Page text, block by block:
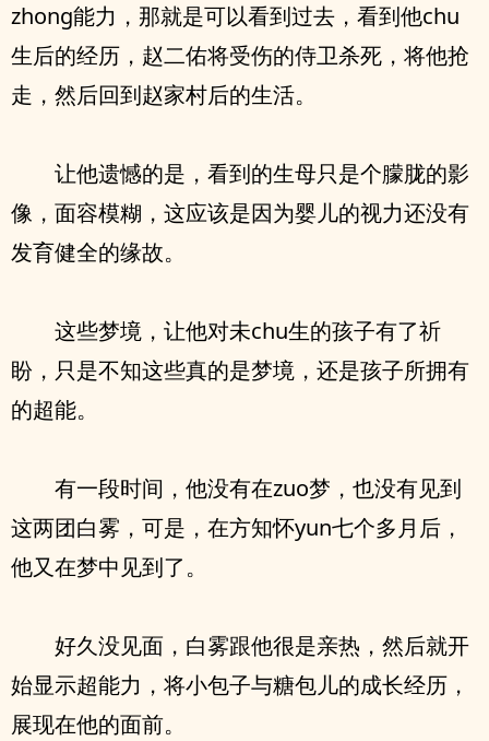
zhong能力，那就是可以看到过去，看到他chu
生后的经历，赵二佑将受伤的侍卫杀死，将他抢
走，然后回到赵家村后的生活。
让他遗憾的是，看到的生母只是个朦胧的影
像，面容模糊，这应该是因为婴儿的视力还没有
发育健全的缘故。
这些梦境，让他对未chu生的孩子有了祈
盼，只是不知这些真的是梦境，还是孩子所拥有
的超能。
有一段时间，他没有在zuo梦，也没有见到
这两团白雾，可是，在方知怀yun七个多月后，
他又在梦中见到了。
好久没见面，白雾跟他很是亲热，然后就开
始显示超能力，将小包子与糖包儿的成长经历，
展现在他的面前。